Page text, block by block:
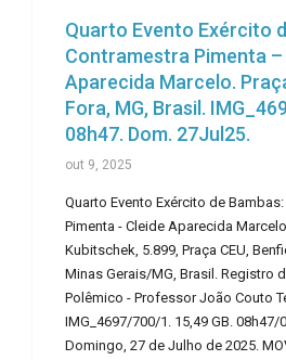
Quarto Evento Exército
Contramestra Pimenta –
Aparecida Marcelo.
Fora, MG, Brasil.
08h47. Dom. 27Jul25.
out 9, 2025
Quarto Evento Exército de
Pimenta - Cleide Aparecida
Kubitschek, 5.899, Praça CEU,
Minas Gerais/MG, Brasil. Registro
Polêmico - Professor João Couto
IMG_4697/700/1. 15,49 GB. 08h47/
Domingo, 27 de Julho de 2025.